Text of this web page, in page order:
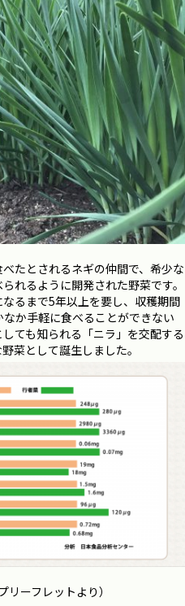
たとされるネギの仲間で、希少な
れるように開発された野菜です。
なるまで5年以上を要し、収穫期間
か手軽に食べることができない
ても知られる「ニラ」を交配する
菜として誕生しました。
ーフレットより）